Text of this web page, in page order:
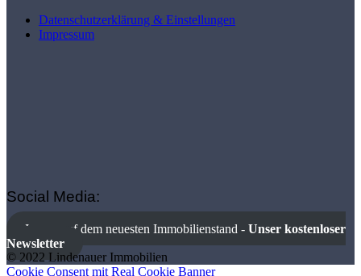
Datenschutzerklärung & Einstellungen
Impressum
Social Media:
Immer auf dem neuesten Immobilienstand - Unser kostenloser
Newsletter
© 2022 Lindenauer Immobilien
Cookie Consent mit Real Cookie Banner